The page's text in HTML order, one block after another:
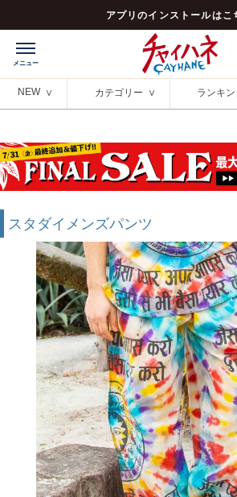
アプリのインストールはこ
NEW カテゴリー ランキ
スタダイメンズパンツ